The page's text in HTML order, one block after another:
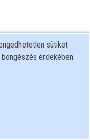
sütiket
érdekében.